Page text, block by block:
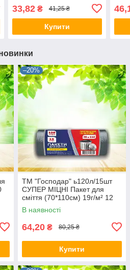
33,82₴ 41,25 ₴
Купити
–20%
ТМ "Господар" ь120л/15шт
СУПЕР МІЦНІ Пакет для
сміття (70*110см) 19г/м² 12
шт./
В наявності
64,20 ₴ 80,25 ₴
Купити